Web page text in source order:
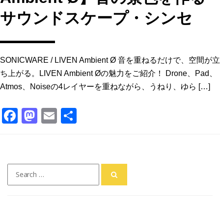
サウンドスケープ・シンセ
SONICWARE / LIVEN Ambient Ø 音を重ねるだけで、空間が立
ち上がる。LIVEN Ambient Øの魅力をご紹介！ Drone、Pad、
Atmos、Noiseの4レイヤーを重ねながら、うねり、ゆら […]
F
e
b
M
o
d
E
l
for: